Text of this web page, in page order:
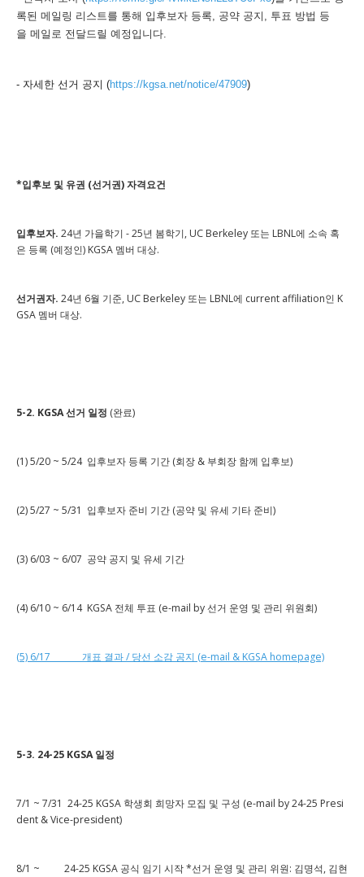
록된 메일링 리스트를 통해 입후보자 등록, 공약 공지, 투표 방법 등
을 메일로 전달드릴 예정입니다.
- 자세한 선거 공지 (https://kgsa.net/notice/47909)
*입후보 및 유권 (선거권) 자격요건
입후보자. 24년 가을학기 - 25년 봄학기, UC Berkeley 또는 LBNL에 소속 혹
은 등록 (예정인) KGSA 멤버 대상.
선거권자. 24년 6월 기준, UC Berkeley 또는 LBNL에 current affiliation인 K
GSA 멤버 대상.
5-2. KGSA 선거 일정 (완료)
(1) 5/20 ~ 5/24 입후보자 등록 기간 (회장 & 부회장 함께 입후보)
(2) 5/27 ~ 5/31 입후보자 준비 기간 (공약 및 유세 기타 준비)
(3) 6/03 ~ 6/07 공약 공지 및 유세 기간
(4) 6/10 ~ 6/14 KGSA 전체 투표 (e-mail by 선거 운영 및 관리 위원회)
(5) 6/17 개표 결과 / 당선 소감 공지 (e-mail & KGSA homepage)
5-3. 24-25 KGSA 일정
7/1 ~ 7/31 24-25 KGSA 학생회 희망자 모집 및 구성 (e-mail by 24-25 Presi
dent & Vice-president)
8/1 ~ 24-25 KGSA 공식 임기 시작 *선거 운영 및 관리 위원: 김명석, 김현